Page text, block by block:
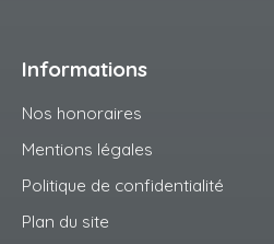
Informations
Nos honoraires
Mentions légales
Politique de confidentialité
Plan du site